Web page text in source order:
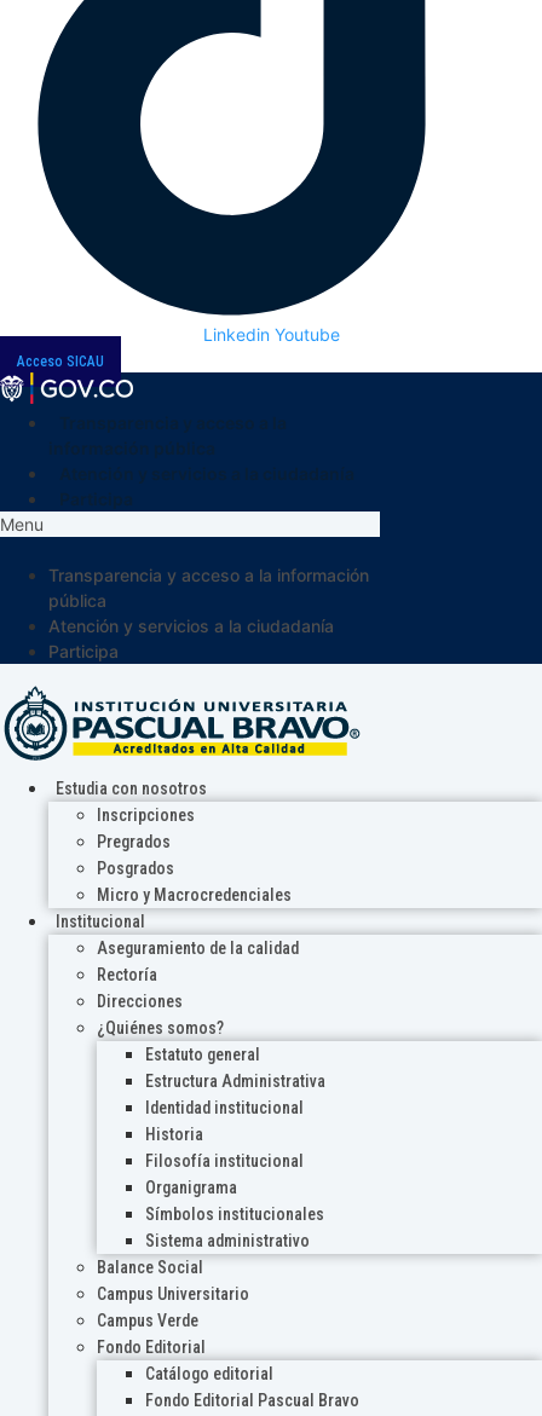
Linkedin Youtube
Acceso SICAU
Menu
Transparencia y acceso a la información
pública
Atención y servicios a la ciudadanía
Participa
Estudia con nosotros
Inscripciones
Pregrados
Posgrados
Micro y Macrocredenciales
Institucional
Aseguramiento de la calidad
Rectoría
Direcciones
¿Quiénes somos?
Estatuto general
Estructura Administrativa
Identidad institucional
Historia
Filosofía institucional
Organigrama
Símbolos institucionales
Sistema administrativo
Balance Social
Campus Universitario
Campus Verde
Fondo Editorial
Catálogo editorial
Fondo Editorial Pascual Bravo